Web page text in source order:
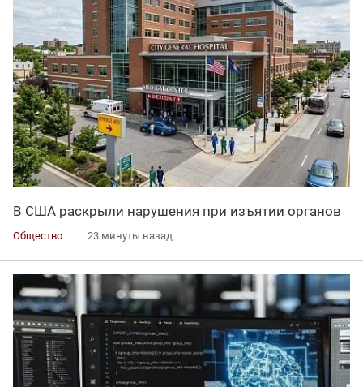
В США раскрыли нарушения при изъятии органов
Общество 23 минуты назад